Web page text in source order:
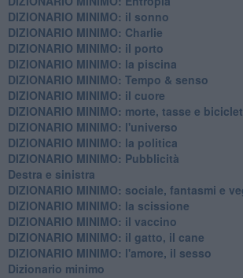
DIZIONARIO MINIMO: il sonno
DIZIONARIO MINIMO: Charlie
DIZIONARIO MINIMO: il porto
DIZIONARIO MINIMO: la piscina
DIZIONARIO MINIMO: Tempo & senso
DIZIONARIO MINIMO: il cuore
DIZIONARIO MINIMO: morte, tasse e
DIZIONARIO MINIMO: l'universo
DIZIONARIO MINIMO: la politica
DIZIONARIO MINIMO: Pubblicità
Destra e sinistra
DIZIONARIO MINIMO: sociale, fantasmi e
DIZIONARIO MINIMO: la scissione
DIZIONARIO MINIMO: il vaccino
DIZIONARIO MINIMO: il gatto, il cane
DIZIONARIO MINIMO: l'amore, il sesso
Dizionario minimo